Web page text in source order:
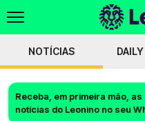
NOTÍCIAS
Receba, em primeira mão,
notícias do Leonino no seu